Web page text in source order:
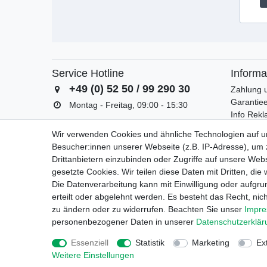
Service Hotline
+49 (0) 52 50 / 99 290 30
Montag - Freitag, 09:00 - 15:30
Zahlung
Info
Wir verwenden Cookies und ähnliche Technologien auf
Besucher:innen unserer Webseite (z.B. IP-Adresse),
Drittanbietern einzubinden oder Zugriffe auf unsere
gesetzte Cookies. Wir teilen diese Daten mit Dritten, die
Die Datenverarbeitung kann mit Einwilligung oder
erteilt oder abgelehnt werden. Es besteht das Recht,
zu ändern oder zu widerrufen. Beachten Sie unser
personenbezogener Daten in unserer
Essenziell Statistik Marketing
Weitere Einstellungen